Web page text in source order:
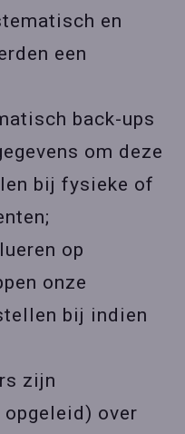
en
een
back-ups
om deze
bij fysieke of
op
onze
bij indien
zijn
over